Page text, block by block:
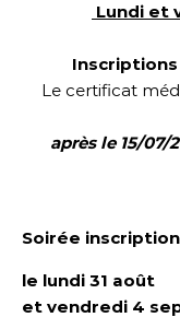
Lundi et
Inscriptions
Le certificat
après le 15/07/
Soirée
le lundi 31 août
et vendredi 4